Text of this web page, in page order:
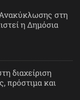
στη
η Δημόσια
διαχείριση
πρόστιμα και